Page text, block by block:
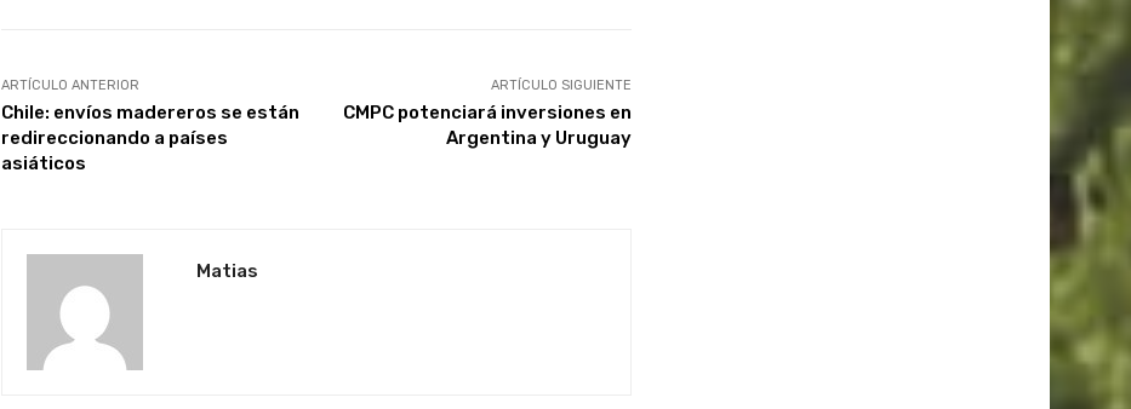
ARTÍCULO ANTERIOR
Chile: envíos madereros se están
redireccionando a países
asiáticos
ARTÍCULO SIGUIENTE
CMPC potenciará inversiones en
Argentina y Uruguay
Matias